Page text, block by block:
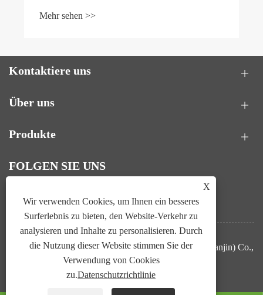
Kontaktiere uns
Über uns
Produkte
FOLGEN SIE UNS
Copyright © 2025 Ling Tan Biological Technology (Tianjin) Co.,
Ltd. Alle Rechte vorbehalten.
LinksSitemapRSSXMLDatenschutzrichtlinie
X
Wir verwenden Cookies, um Ihnen ein besseres
Surferlebnis zu bieten, den Website-Verkehr zu
analysieren und Inhalte zu personalisieren. Durch
die Nutzung dieser Website stimmen Sie der
Verwendung von Cookies
zu.Datenschutzrichtlinie